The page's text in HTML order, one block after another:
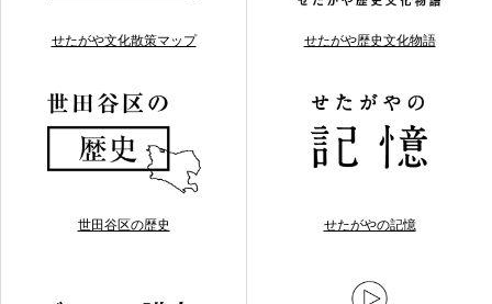
せたがや文化散策マップ せたがや歴史文化物語
世田谷区の歴史 せたがやの記憶